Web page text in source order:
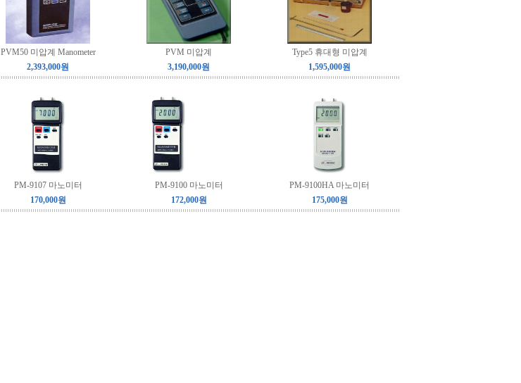
PVM50 미압계 Manometer
2,393,000원
PVM 미압계
3,190,000원
Type5 휴대형 미압계
1,595,000원
PM-9107 마노미터
170,000원
PM-9100 마노미터
172,000원
PM-9100HA 마노미터
175,000원